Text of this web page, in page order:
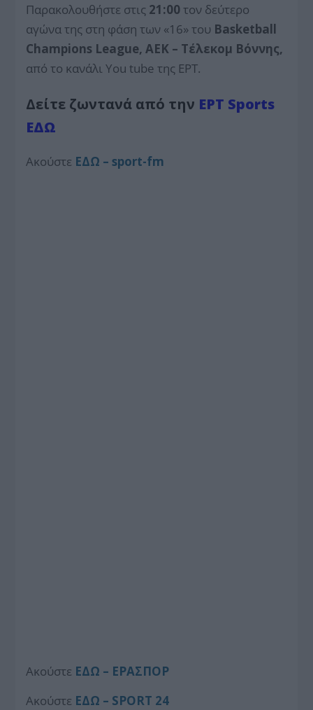
Παρακολουθήστε στις 21:00τον δεύτερο
αγώνα της στη φάση των «16» του Basketball
Champions League,ΑΕΚ – Τέλεκομ Βόννης,
από το κανάλι You tube της ΕΡΤ.
Δείτε ζωντανά από την ΕΡΤ Sports
ΕΔΩ
Aκούστε ΕΔΩ – sport-fm
Aκούστε ΕΔΩ – ΕΡΑΣΠΟΡ
Aκούστε ΕΔΩ – SPORT 24